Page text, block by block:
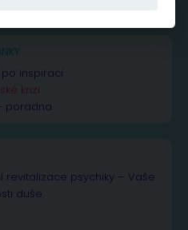
inspiraci
krizi
poradna
revitalizace psychiky – Vaše
duše.